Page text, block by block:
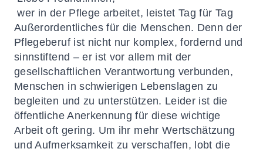
wer in der Pflege arbeitet, leistet Tag für Tag
Außerordentliches für die Menschen. Denn der
Pflegeberuf ist nicht nur komplex, fordernd und
sinnstiftend – er ist vor allem mit der
gesellschaftlichen Verantwortung verbunden,
Menschen in schwierigen Lebenslagen zu
begleiten und zu unterstützen. Leider ist die
öffentliche Anerkennung für diese wichtige
Arbeit oft gering. Um ihr mehr Wertschätzung
und Aufmerksamkeit zu verschaffen, lobt die